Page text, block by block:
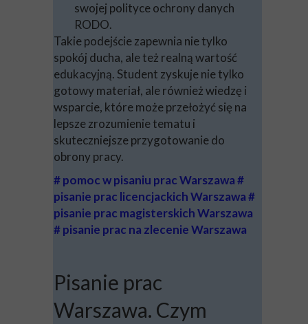
swojej polityce ochrony danych
RODO.
Takie podejście zapewnia nie tylko
spokój ducha, ale też realną wartość
edukacyjną. Student zyskuje nie tylko
gotowy materiał, ale również wiedzę i
wsparcie, które może przełożyć się na
lepsze zrozumienie tematu i
skuteczniejsze przygotowanie do
obrony pracy.
# pomoc w pisaniu prac Warszawa #
pisanie prac licencjackich Warszawa #
pisanie prac magisterskich Warszawa
# pisanie prac na zlecenie Warszawa
Pisanie prac
Warszawa. Czym